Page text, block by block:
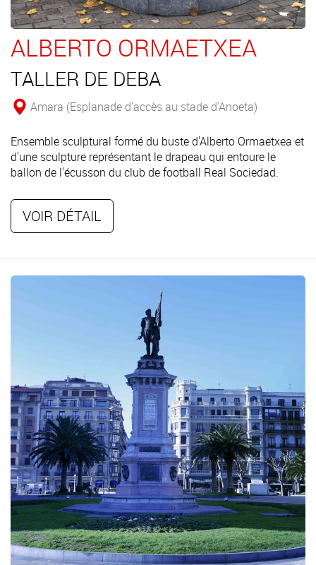
ALBERTO ORMAETXEA
TALLER DE DEBA
Amara (Esplanade d'accès au stade d'Anoeta)
Ensemble sculptural formé du buste d'Alberto Ormaetxea et
d'une sculpture représentant le drapeau qui entoure le
ballon de l'écusson du club de football Real Sociedad.
VOIR DÉTAIL